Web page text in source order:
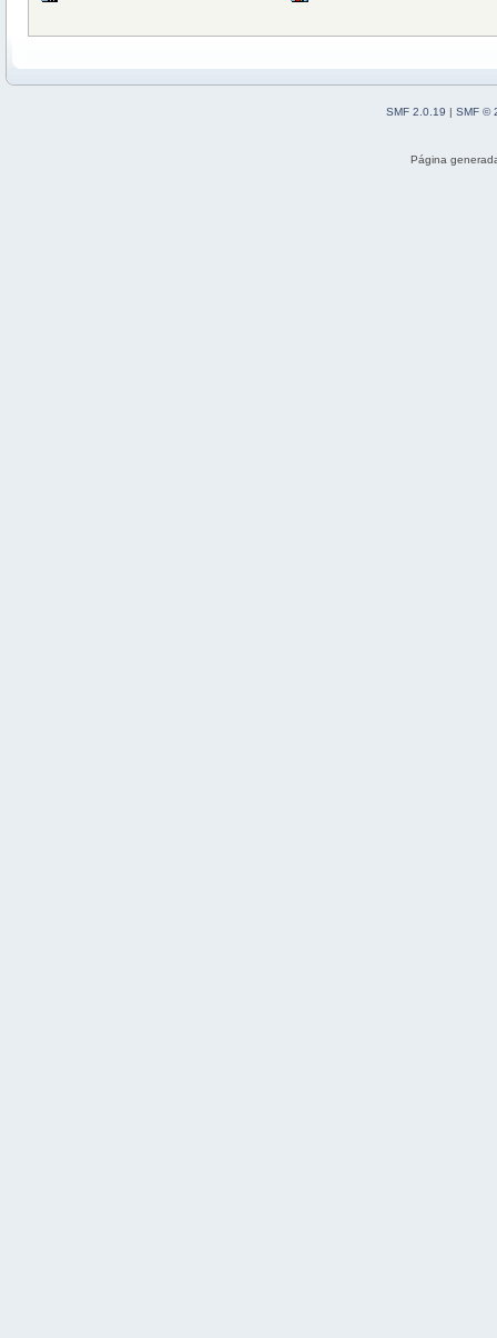
SMF 2.0.19 | SMF ©
Página